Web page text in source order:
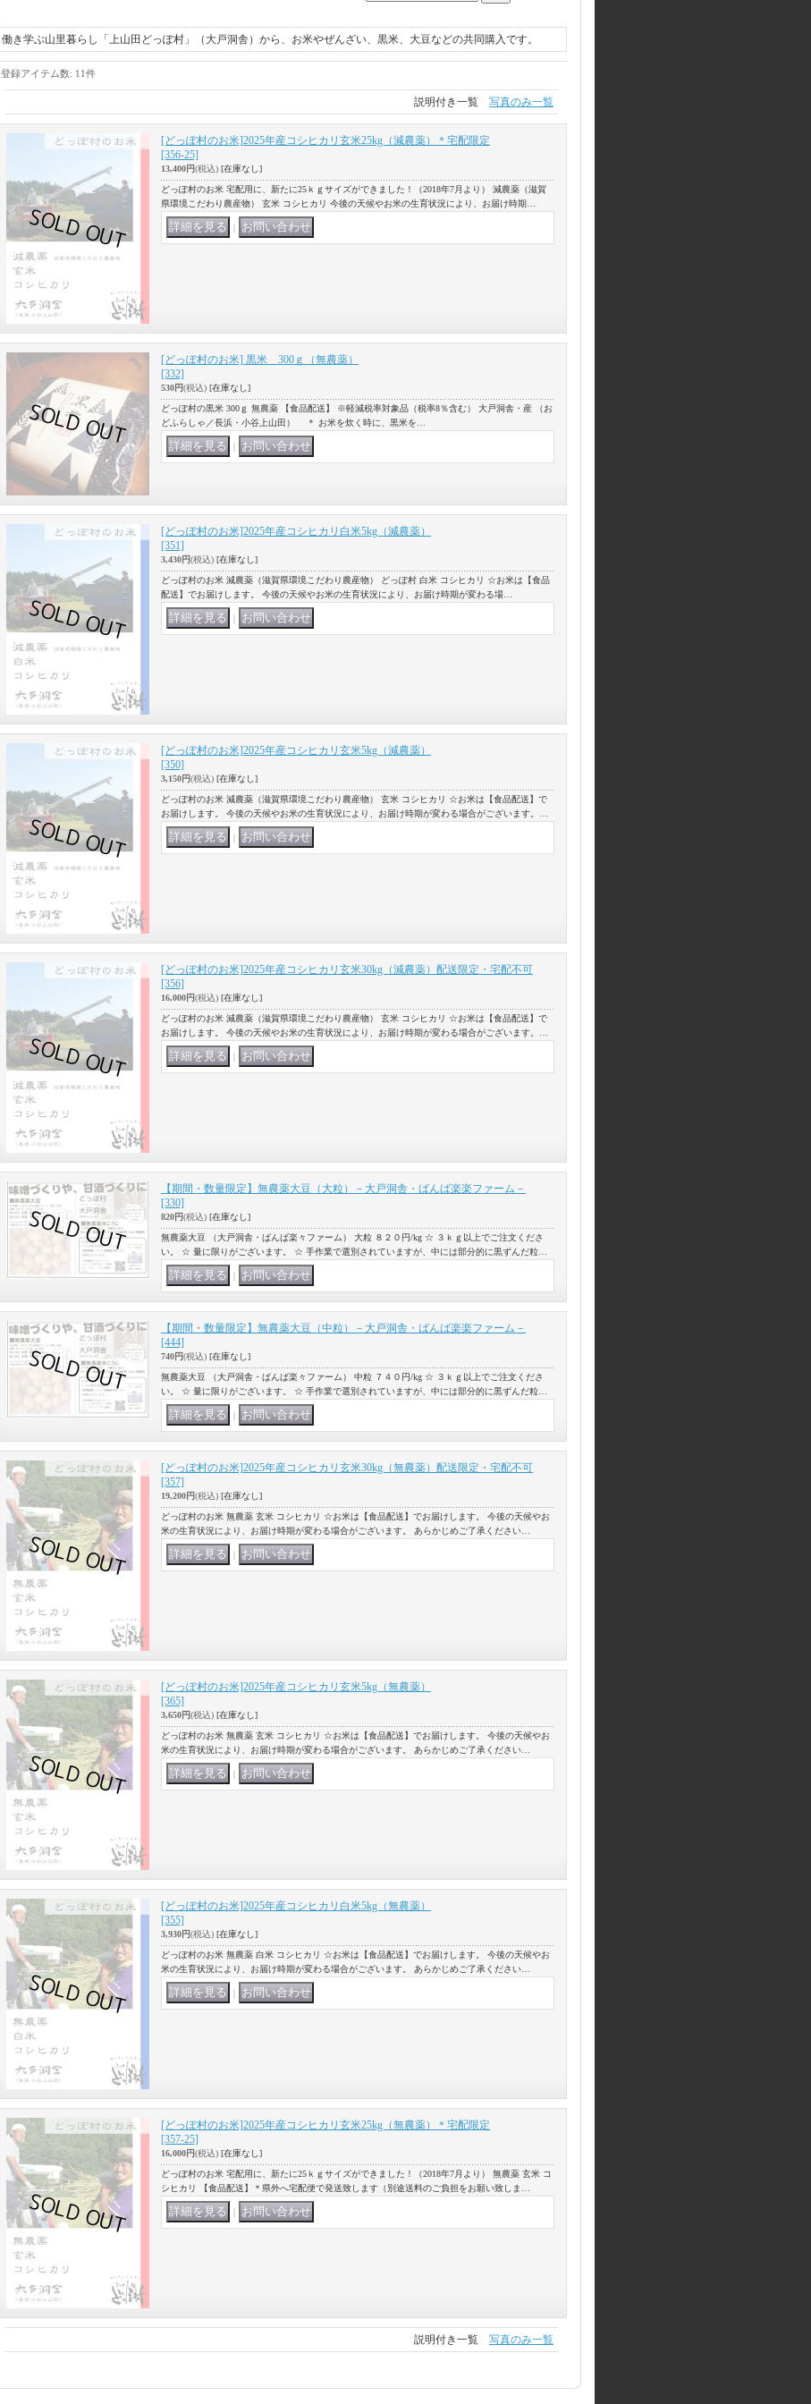
働き学ぶ山里暮らし「上山田どっぽ村」（大戸洞舎）から、お米やぜんざい、黒米、大豆などの共同購入です。
登録アイテム数: 11件
説明付き一覧 写真のみ一覧
[どっぽ村のお米]2025年産コシヒカリ玄米25kg（減農薬）＊宅配限定
[356-25]
13,400円(税込) [在庫なし]
どっぽ村のお米 宅配用に、新たに25ｋｇサイズができました！（2018年7月より） 減農薬（滋賀
県環境こだわり農産物） 玄米 コシヒカリ 今後の天候やお米の生育状況により、お届け時期…
[どっぽ村のお米] 黒米 300ｇ（無農薬）
[332]
530円(税込) [在庫なし]
どっぽ村の黒米 300ｇ 無農薬 【食品配送】 ※軽減税率対象品（税率8％含む） 大戸洞舎・産 （お
どふらしゃ／長浜・小谷上山田） ＊ お米を炊く時に、黒米を…
[どっぽ村のお米]2025年産コシヒカリ白米5kg（減農薬）
[351]
3,430円(税込) [在庫なし]
どっぽ村のお米 減農薬（滋賀県環境こだわり農産物） どっぽ村 白米 コシヒカリ ☆お米は【食品
配送】でお届けします。 今後の天候やお米の生育状況により、お届け時期が変わる場…
[どっぽ村のお米]2025年産コシヒカリ玄米5kg（減農薬）
[350]
3,150円(税込) [在庫なし]
どっぽ村のお米 減農薬（滋賀県環境こだわり農産物） 玄米 コシヒカリ ☆お米は【食品配送】で
お届けします。 今後の天候やお米の生育状況により、お届け時期が変わる場合がございます。…
[どっぽ村のお米]2025年産コシヒカリ玄米30kg（減農薬）配送限定・宅配不可
[356]
16,000円(税込) [在庫なし]
どっぽ村のお米 減農薬（滋賀県環境こだわり農産物） 玄米 コシヒカリ ☆お米は【食品配送】で
お届けします。 今後の天候やお米の生育状況により、お届け時期が変わる場合がございます。…
【期間・数量限定】無農薬大豆（大粒）－大戸洞舎・ばんば楽楽ファーム－
[330]
820円(税込) [在庫なし]
無農薬大豆 （大戸洞舎・ばんば楽々ファーム） 大粒 ８２０円/kg ☆ ３ｋｇ以上でご注文くださ
い。 ☆ 量に限りがございます。 ☆ 手作業で選別されていますが、中には部分的に黒ずんだ粒…
【期間・数量限定】無農薬大豆（中粒）－大戸洞舎・ばんば楽楽ファーム－
[444]
740円(税込) [在庫なし]
無農薬大豆 （大戸洞舎・ばんば楽々ファーム） 中粒 ７４０円/kg ☆ ３ｋｇ以上でご注文くださ
い。 ☆ 量に限りがございます。 ☆ 手作業で選別されていますが、中には部分的に黒ずんだ粒…
[どっぽ村のお米]2025年産コシヒカリ玄米30kg（無農薬）配送限定・宅配不可
[357]
19,200円(税込) [在庫なし]
どっぽ村のお米 無農薬 玄米 コシヒカリ ☆お米は【食品配送】でお届けします。 今後の天候やお
米の生育状況により、お届け時期が変わる場合がございます。 あらかじめご了承ください…
[どっぽ村のお米]2025年産コシヒカリ玄米5kg（無農薬）
[365]
3,650円(税込) [在庫なし]
どっぽ村のお米 無農薬 玄米 コシヒカリ ☆お米は【食品配送】でお届けします。 今後の天候やお
米の生育状況により、お届け時期が変わる場合がございます。 あらかじめご了承ください…
[どっぽ村のお米]2025年産コシヒカリ白米5kg（無農薬）
[355]
3,930円(税込) [在庫なし]
どっぽ村のお米 無農薬 白米 コシヒカリ ☆お米は【食品配送】でお届けします。 今後の天候やお
米の生育状況により、お届け時期が変わる場合がございます。 あらかじめご了承ください…
[どっぽ村のお米]2025年産コシヒカリ玄米25kg（無農薬）＊宅配限定
[357-25]
16,000円(税込) [在庫なし]
どっぽ村のお米 宅配用に、新たに25ｋｇサイズができました！（2018年7月より） 無農薬 玄米 コ
シヒカリ 【食品配送】＊県外へ宅配便で発送致します（別途送料のご負担をお願い致しま…
説明付き一覧 写真のみ一覧